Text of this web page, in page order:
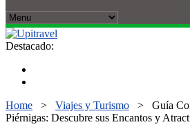
Destacado:
Home > Viajes y Turismo > Guía
Piérnigas: Descubre sus Encantos y